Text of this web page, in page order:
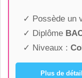
✓ Possède un
✓ Diplôme
✓ Niveaux :
Plus de